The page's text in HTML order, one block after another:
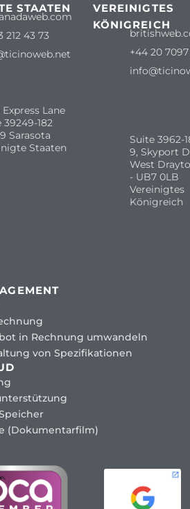
STAATEN
212 43 73
Lane
39249-182
Sarasota
Staaten
VEREINIGTES
KÖNIGREICH
+44 20
Suite 3962-
9, Skyport
West
- UB7 0LB
Vereinigtes
Königreich
in Rechnung umwandeln
von Spezifikationen
(Dokumentarfilm)